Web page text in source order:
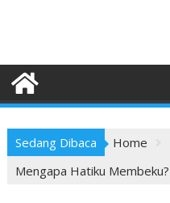
Sedang Dibaca Home
Mengapa Hatiku Membeku?